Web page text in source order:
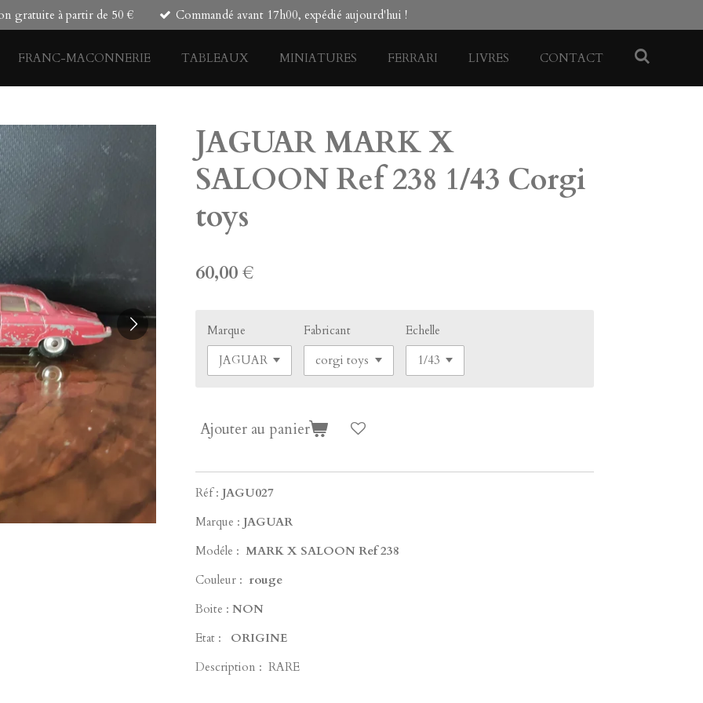
gratuite à partir de 50 € Commandé avant 17h00, expédié aujourd'hui !
FRANC-MACONNERIE TABLEAUX MINIATURES FERRARI LIVRES CONTACT
JAGUAR MARK X
SALOON Ref 238 1/43 Corgi
toys
60,00 €
Marque Fabricant Echelle
Ajouter au panier
Réf : JAGU027
Marque : JAGUAR
Modéle : MARK X SALOON Ref 238
Couleur : rouge
Boite : NON
Etat :
ORIGINE
Description : RARE